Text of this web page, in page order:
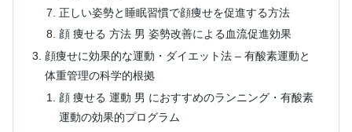
正しい姿勢と睡眠習慣で顔痩せを促進する方法
顔 痩せる 方法 男 姿勢改善による血流促進効果
顔痩せに効果的な運動・ダイエット法 – 有酸素運動と
体重管理の科学的根拠
顔 痩せる 運動 男 におすすめのランニング・有酸素
運動の効果的プログラム